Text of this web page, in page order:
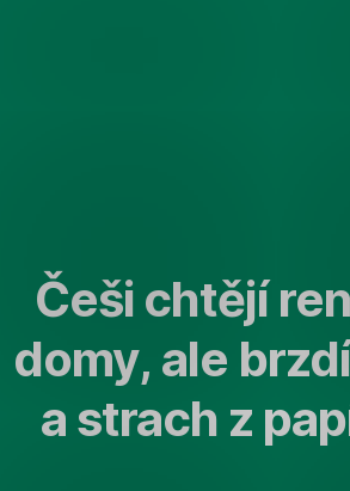
Češi chtějí
domy, ale
a strach z